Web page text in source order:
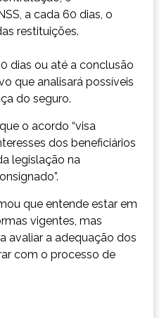
a cada 60 dias, o
restituições.
dias ou até a conclusão
que analisará possíveis
do seguro.
o acordo “visa
dos beneficiários
legislação na
que entende estar em
vigentes, mas
avaliar a adequação dos
com o processo de